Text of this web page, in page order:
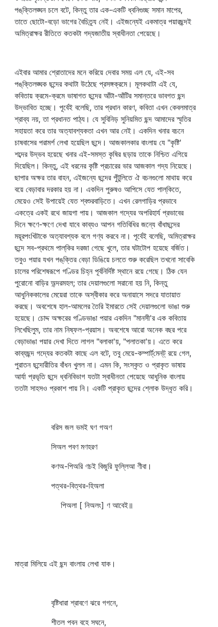
পঙ্‌ক্তিলঙ্ঘন চলে বটে, কিন্তু তার এক-একটি ধ্বনিগুচ্ছ সমান মাপের,
তাতে ছোটো-বড়ো ভাগের বৈচিত্র্য নেই। এইজন্যেই একমাত্র পয়ারছন্দই
অমিত্রাক্ষর রীতিতে কতকটা গদ্যজাতীয় স্বাধীনতা পেয়েছে।
এইবার আমার শ্রোতাদের মনে করিয়ে দেবার সময় এল যে, এই-সব
পঙ্‌ক্তিলঙ্ঘক ছন্দের কথাটা উঠেছে প্রসঙ্গক্রমে। মূলকথাটা এই যে,
কবিতায় ক্রমে-ক্রমে ভাষাগত ছন্দের আঁটা-আঁটির সমান্তরে ভাবগত ছন্দ
উদ্ভাবিত হচ্ছে। পূর্বেই বলেছি, তার প্রধান কারণ, কবিতা এখন কেবলমাত্র
শ্রাব্য নয়, তা প্রধানত পাঠ্য। যে সুবিনিড় সুনিয়মিত ছন্দ আমাদের স্মৃতির
সহায়তা করে তার অত্যাবশ্যকতা এখন আর নেই। একদিন খনার বচনে
চাষবাসের পরামর্শ লেখা হয়েছিল ছন্দে। আজকালকার বাংলায় যে "কৃষ্টি'
শব্দের উদ্ভব হয়েছে খনার এই-সমস্ত কৃষির ছড়ায় তাকে নিশ্চিত এগিয়ে
দিয়েছিল। কিন্তু, এই ধরনের কৃষ্টি প্রচারের ভার আজকাল গদ্য নিয়েছে।
ছাপার অক্ষর তার বাহন, এইজন্যে ছন্দের পুঁটুলিতে ঐ বচনগুলো মাথায় করে
বয়ে বেড়াবার দরকার হয় না। একদিন পুরুষও আপিসে যেত পাল্‌কিতে,
মেয়েও সেই উপায়েই যেত শ্বশুরবাড়িতে। এখন রেলগাড়ির প্রভাবে
একত্রে একই রথে জায়গা পায়। আজকাল গদ্যের অপরিহার্য প্রভাবের
দিনে ক্ষণে-ক্ষণে দেখা যাবে কাব্যও আপন গতিবিধির জন্যে বাঁধাছন্দের
ময়ূরপংখিটাকে অত্যাবশ্যক বলে গণ্য করবে না। পূর্বেই বলেছি, অমিত্রাক্ষর
ছন্দে সব-প্রথমে পাল্‌কির দরজা গেছে খুলে, তার ঘটাটোপ হয়েছে বর্জিত।
তবুও পয়ার যখন পঙ্‌ক্তির বেড়া ডিঙিয়ে চলতে শুরু করেছিল তখনো সাবেকি
চালের পরিশেষরূপে গণ্ডির চিহ্ন পূর্বনির্দিষ্ট স্থানে রয়ে গেছে। ঠিক যেন
পুরোনো বাড়ির অন্দরমহল; তার দেয়ালগুলো সরানো হয় নি, কিন্তু
আধুনিককালের মেয়েরা তাকে অস্বীকার করে অনায়াসে সদরে যাতায়াত
করছে। অবশেষে হাল-আমলের তৈরি ইমারতে সেই দেয়ালগুলো ভাঙা শুরু
হয়েছে। চোদ্দ অক্ষরের গণ্ডিভাঙা পয়ার একদিন "মানসী'র এক কবিতায়
লিখেছিলুম, তার নাম নিষ্ফল-প্রয়াস। অবশেষে আরো অনেক বছর পরে
বেড়াভাঙা পয়ার দেখা দিতে লাগল "বলাকা'য়, "পলাতকা'য়। এতে করে
কাব্যছন্দ গদ্যের কতকটা কাছে এল বটে, তবু মেয়ে-কম্পার্ট্‌মেন্‌ট্‌ রয়ে গেল,
পুরাতন ছন্দোরীতির বাঁধন খুলল না। এমন কি, সংস্কৃত ও প্রাকৃত ভাষায়
আর্যা প্রভৃতি ছন্দে ধ্বনিবিভাগ যতটা স্বাধীনতা পেয়েছে আধুনিক বাংলায়
ততটা সাহসও প্রকাশ পায় নি। একটি প্রাকৃত ছন্দের শ্লোক উদ্‌ধৃত করি।
বরিস জল ভমই ঘণ গঅণ
সিঅল পবণ মণহরণ
কণঅ-পিঅরি ণচই বিজুরি ফুল্লিআ ণীবা।
পত্থর-বিত্থর-হিঅলা
পিঅলা [ নিঅলং] ণ আবেই॥
মাত্রা মিলিয়ে এই ছন্দ বাংলায় লেখা যাক।
বৃষ্টিধারা শ্রাবণে ঝরে গগনে,
শীতল পবন বহে সঘনে,